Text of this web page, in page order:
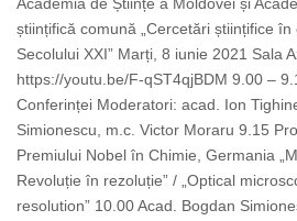
științifică comună „Cercetări științifice
Secolului XXI” Marți, 8 iunie 2021 Sala
https://youtu.be/F-qST4qjBDM 9.00 –
Conferinței Moderatori: acad. Ion
Simionescu, m.c. Victor Moraru 9.15
Premiului Nobel în Chimie, Germania
Revoluție în rezoluție” / „Optical
resolution” 10.00 Acad. Bogdan